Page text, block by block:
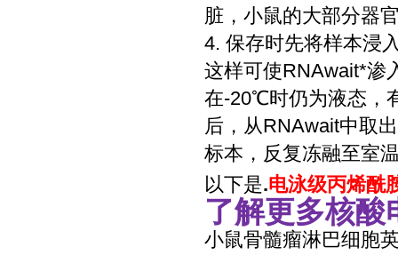
脏，小鼠的大部分器
4. 保存时先将样本浸
这样可使RNAwait*渗
在-20℃时仍为液态，
后，从RNAwait中取
标本，反复冻融至室
以下是.电泳级丙烯酰
了解更多核酸
小鼠骨髓瘤淋巴细胞